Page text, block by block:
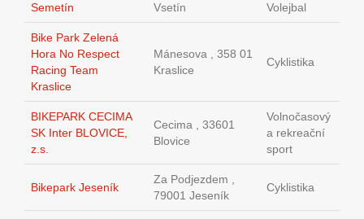
Semetín
Vsetín
Volejbal
Bike Park Zelená
Hora No Respect
Racing Team
Kraslice
Mánesova , 358 01
Kraslice
Cyklistika
BIKEPARK CECIMA
SK Inter BLOVICE,
z.s.
Cecima , 33601
Blovice
Volnočasový
a rekreační
sport
Bikepark Jeseník
Za Podjezdem ,
79001 Jeseník
Cyklistika